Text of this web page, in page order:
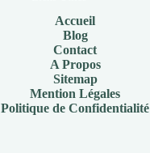
Accueil
Blog
Contact
A Propos
Sitemap
Mention Légales
Politique de Confidentialité